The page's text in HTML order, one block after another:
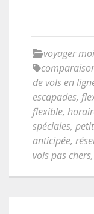
voyager
de vols en
escapades,
flexible,
spéciales,
anticipée,
vols pas chers,